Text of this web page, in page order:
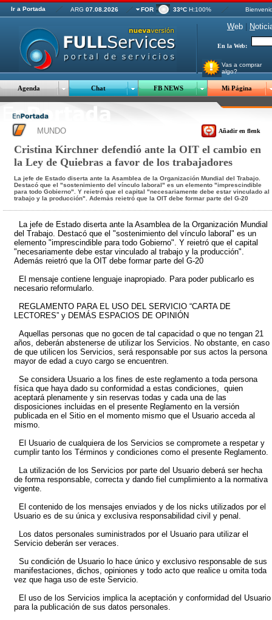
Ir a Portada ARG 07.08.2026 FOR 33ºC H:100%
Web N
En la Web:
Vas a comprar
algo?
Agenda Chat FB NEWS Mi Página
MUNDO Añadir en flenk
Cristina Kirchner defendió ante la OIT el cambio en
la Ley de Quiebras a favor de los trabajadores
La jefe de Estado diserta ante la Asamblea de la Organización Mundial del Trabajo.
Destacó que el "sostenimiento del vínculo laboral" es un elemento "imprescindible
para todo Gobierno". Y reietró que el capital "necesariamente debe estar vinculado al
trabajo y la producción". Además reietró que la OIT debe formar parte del G-20
La jefe de Estado diserta ante la Asamblea de la Organización Mundial
del Trabajo. Destacó que el "sostenimiento del vínculo laboral" es un
elemento "imprescindible para todo Gobierno". Y reietró que el capital
"necesariamente debe estar vinculado al trabajo y la producción".
Además reietró que la OIT debe formar parte del G-20
El mensaje contiene lenguaje inapropiado. Para poder publicarlo es
necesario reformularlo.
REGLAMENTO PARA EL USO DEL SERVICIO “CARTA DE
LECTORES” y DEMÁS ESPACIOS DE OPINIÓN
Aquellas personas que no gocen de tal capacidad o que no tengan 21
años, deberán abstenerse de utilizar los Servicios. No obstante, en caso
de que utilicen los Servicios, será responsable por sus actos la persona
mayor de edad a cuyo cargo se encuentren.
Se considera Usuario a los fines de este reglamento a toda persona
física que haya dado su conformidad a estas condiciones, quien
aceptará plenamente y sin reservas todas y cada una de las
disposiciones incluidas en el presente Reglamento en la versión
publicada en el Sitio en el momento mismo que el Usuario acceda al
mismo.
El Usuario de cualquiera de los Servicios se compromete a respetar y
cumplir tanto los Términos y condiciones como el presente Reglamento.
La utilización de los Servicios por parte del Usuario deberá ser hecha
de forma responsable, correcta y dando fiel cumplimiento a la normativa
vigente.
El contenido de los mensajes enviados y de los nicks utilizados por el
Usuario es de su única y exclusiva responsabilidad civil y penal.
Los datos personales suministrados por el Usuario para utilizar el
Servicio deberán ser veraces.
Su condición de Usuario lo hace único y exclusivo responsable de sus
manifestaciones, dichos, opiniones y todo acto que realice u omita toda
vez que haga uso de este Servicio.
El uso de los Servicios implica la aceptación y conformidad del Usuario
para la publicación de sus datos personales.